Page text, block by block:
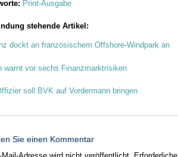
Print-Ausgabe
stehende Artikel:
dockt an französischem Offshore-Windpark an
warnt vor sechs Finanzmarktrisiken
soll BVK auf Vordermann bringen
Sie einen Kommentar
Mail-Adresse wird nicht veröffentlicht. Erforderliche